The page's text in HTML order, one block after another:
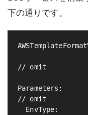
下の通りです。
// omit
Parameters:
// omit
  EnvType: